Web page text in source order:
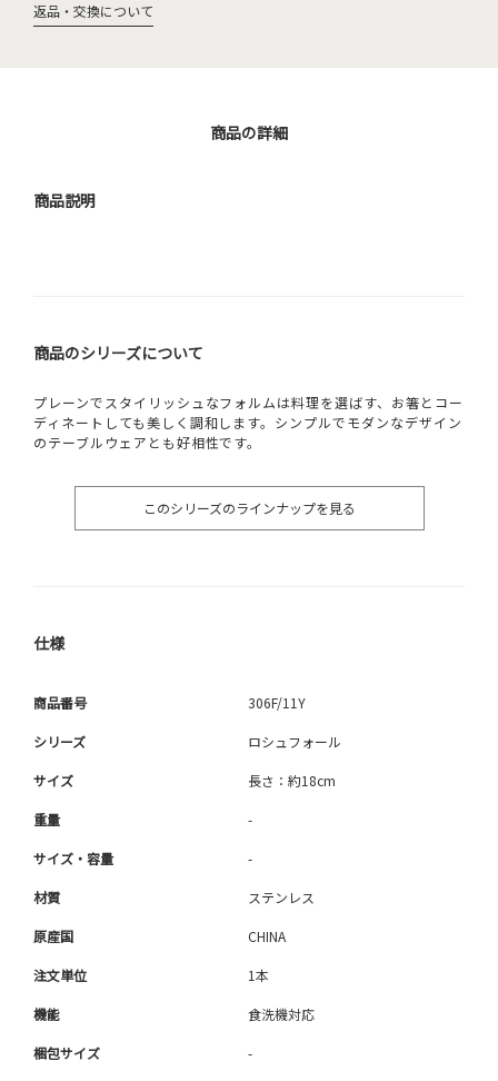
返品・交換について
商品の詳細
商品説明
商品のシリーズについて
プレーンでスタイリッシュなフォルムは料理を選ばす、お箸とコー
ディネートしても美しく調和します。シンプルでモダンなデザイン
のテーブルウェアとも好相性です。
このシリーズのラインナップを見る
仕様
商品番号 306F/11Y
シリーズ ロシュフォール
サイズ 長さ：約18cm
重量 -
サイズ・容量 -
材質 ステンレス
原産国 CHINA
注文単位 1本
機能 食洗機対応
梱包サイズ -